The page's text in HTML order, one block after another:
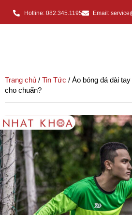
Hotline: 082.345.1195 Email:
Trang chủ / Tin Tức / Áo bóng đá dài
cho chuẩn?